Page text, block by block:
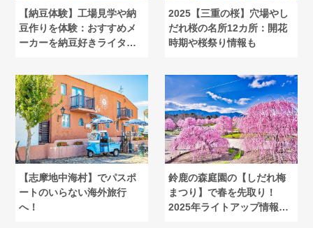
【納豆体験】工場見学や納
豆作りを体験：おすすめメ
ーカーを納豆好きライター
2025【三重の桜】穴場やし
だれ桜の名所12カ所：開花
時期や桜祭り情報も
【志摩地中海村】でパスポ
ートのいらない海外旅行
へ！
鈴鹿の森庭園の【しだれ梅
まつり】で春を先取り！
2025年ライトアップ情報を